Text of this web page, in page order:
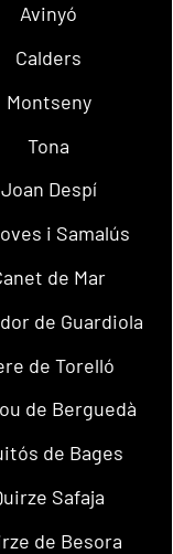
Avinyó
Calders
Montseny
Tona
Joan Despí
i Samalús
de Mar
de Guardiola
de Torelló
de Berguedà
de Bages
Safaja
de Besora